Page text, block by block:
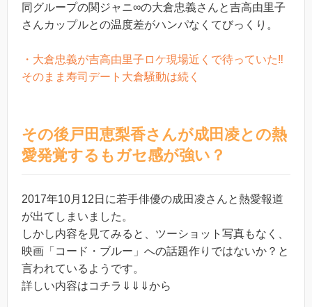
同グループの関ジャニ∞の大倉忠義さんと吉高由里子
さんカップルとの温度差がハンパなくてびっくり。
・大倉忠義が吉高由里子ロケ現場近くで待っていた‼︎
そのまま寿司デート大倉騒動は続く
その後戸田恵梨香さんが成田凌との熱
愛発覚するもガセ感が強い？
2017年10月12日に若手俳優の成田凌さんと熱愛報道
が出てしまいました。
しかし内容を見てみると、ツーショット写真もなく、
映画「コード・ブルー」への話題作りではないか？と
言われているようです。
詳しい内容はコチラ⇓⇓⇓から